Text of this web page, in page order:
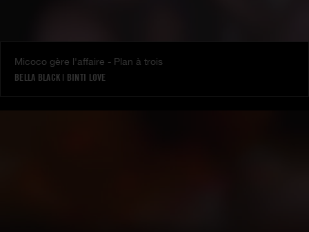
Micoco gère l'affaire - Plan à trois
BELLA BLACK | BINTI LOVE